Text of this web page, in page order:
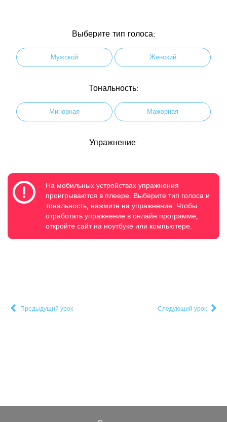
Выберите тип голоса:
Мужской Женский
Тональность:
Минорная Мажорная
Упражнение:
На мобильных устройствах упражнения
проигрываются в плеере. Выберите тип голоса и
тональность, нажмите на упражнение. Чтобы
отработать упражнение в онлайн программе,
откройте сайт на ноутбуке или компьютере.
Предыдущий урок Следующий урок